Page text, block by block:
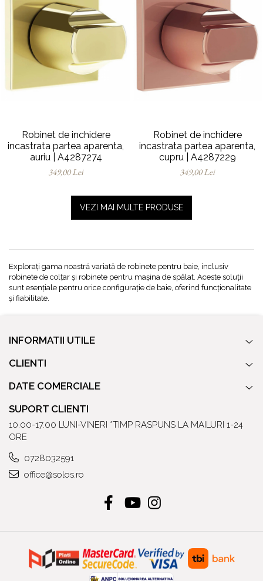
Robinet de inchidere
incastrata partea aparenta,
auriu | A4287274
349,00 Lei
Robinet de inchidere
incastrata partea aparenta,
cupru | A4287229
349,00 Lei
VEZI MAI MULTE PRODUSE
Explorați gama noastră variată de robinete pentru baie, inclusiv
robinete de colțar și robinete pentru mașina de spălat. Aceste soluții
sunt esențiale pentru orice configurație de baie, oferind funcționalitate
și fiabilitate.
INFORMATII UTILE
CLIENTI
DATE COMERCIALE
SUPORT CLIENTI
10.00-17.00 LUNI-VINERI *TIMP RASPUNS LA MAILURI 1-24
ORE
0728032591
office@solos.ro